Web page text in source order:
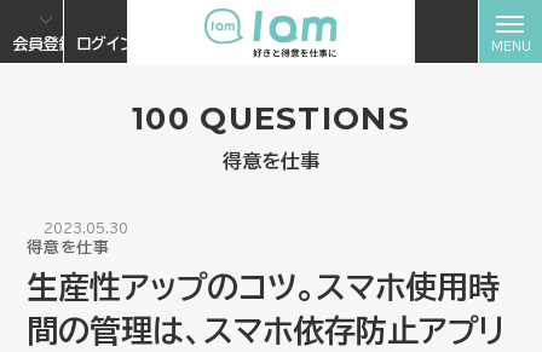
会員登録 ログイン
100 QUESTIONS
得意を仕事
2023.05.30
得意を仕事
生産性アップのコツ。スマホ使用時
間の管理は、スマホ依存防止アプリ